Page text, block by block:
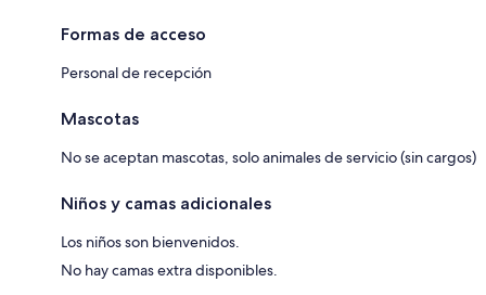
Formas de acceso
Personal de recepción
Mascotas
No se aceptan mascotas, solo animales de servicio (sin cargos)
Niños y camas adicionales
Los niños son bienvenidos.
No hay camas extra disponibles.